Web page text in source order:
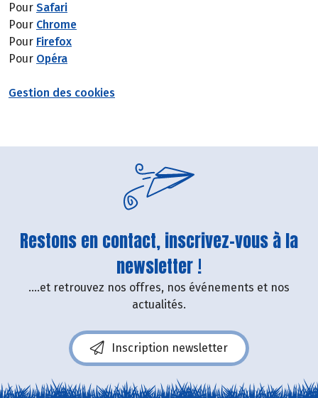
Pour Safari
Pour Chrome
Pour Firefox
Pour Opéra
Gestion des cookies
Restons en contact, inscrivez-vous à la
newsletter !
....et retrouvez nos offres, nos événements et nos
actualités.
Inscription newsletter